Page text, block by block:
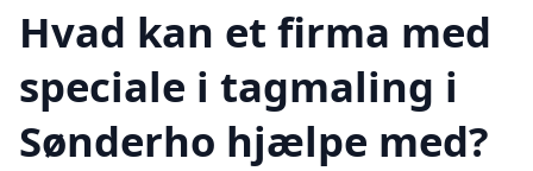
Hvad kan et firma med
speciale i tagmaling i
Sønderho hjælpe med?